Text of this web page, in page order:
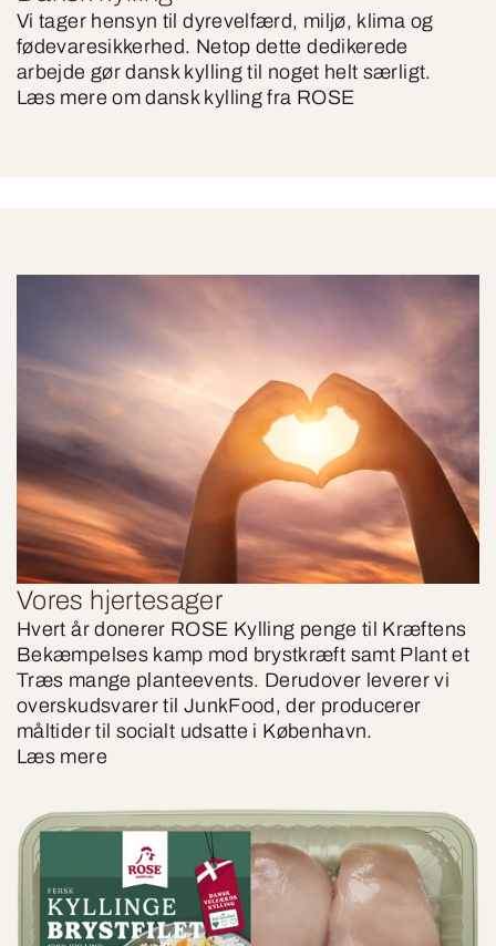
Vi tager hensyn til dyrevelfærd, miljø, klima og
fødevaresikkerhed. Netop dette dedikerede
arbejde gør dansk kylling til noget helt særligt.
Læs mere om dansk kylling fra ROSE
Vores hjertesager
Hvert år donerer ROSE Kylling penge til Kræftens
Bekæmpelses kamp mod brystkræft samt Plant et
Træs mange planteevents. Derudover leverer vi
overskudsvarer til JunkFood, der producerer
måltider til socialt udsatte i København.
Læs mere